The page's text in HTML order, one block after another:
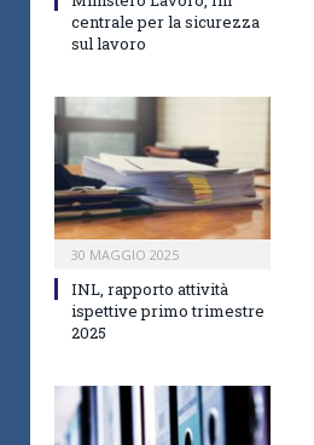
centrale per la sicurezza
sul lavoro
30 MAGGIO 2025
INL, rapporto attività
ispettive primo trimestre
2025